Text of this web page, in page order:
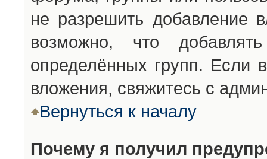
не разрешить добавление
возможно, что
определённых групп. Если
вложения, свяжитесь с
Вернуться к началу
Почему я получил